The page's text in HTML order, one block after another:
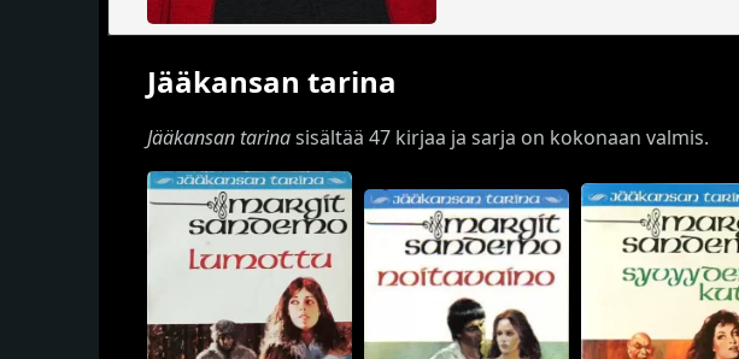
Jääkansan tarina
Jääkansan tarinasisältää 47 kirjaa ja sarja on kokonaan valmis.